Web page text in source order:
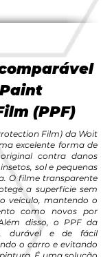
(PPF)
Film) da Woit
excelente forma de
contra danos
sol e pequenas
O filme transparente
a superfície sem
veículo, mantendo o
como novos por
disso, o PPF da
durável e de fácil
o carro e evitando